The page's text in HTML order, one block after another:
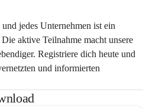
jedes Unternehmen ist ein
aktive Teilnahme macht unsere
Registriere dich heute und
und informierten